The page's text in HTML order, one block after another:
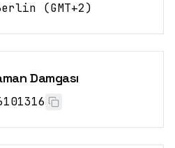
(GMT+2)
Damgası